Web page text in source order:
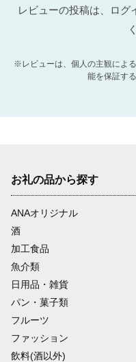
レビューの投稿は、ログ
※レビューは、個人の主観によ
能を保証す
お礼の品から探す
ANAオリジナル
酒
加工食品
魚介類
日用品・雑貨
パン・菓子類
フルーツ
ファッション
飲料(酒以外)